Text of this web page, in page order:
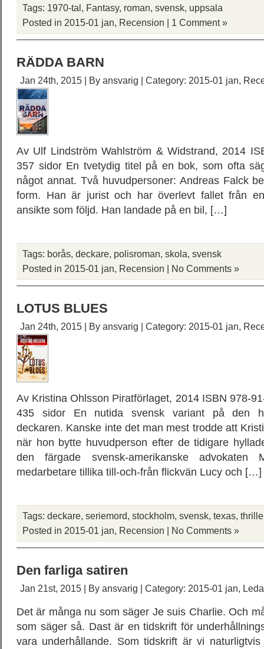
Tags: 1970-tal , Fantasy, roman, svensk, uppsala
Posted in 2015-01 jan, Recension 1 Comment »
RÄDDA BARN
Jan 24th, 2015 | By ansvarig | Category: 2015-01 jan,
Av Ulf Lindström Wahlström & Widstrand, 2014
357 sidor En tvetydig titel på en bok, som ofta
något annat. Två huvudpersoner: Andreas Falck
form. Han är jurist och har överlevt fallet från
ansikte som följd. Han landade på en bil, […]
Tags: borås, deckare, polisroman, skola, svensk
Posted in 2015-01 jan, Recension | No Comments »
LOTUS BLUES
Jan 24th, 2015 | By ansvarig | Category: 2015-01 jan,
Av Kristina Ohlsson Piratförlaget, 2014 ISBN 978-
435 sidor En nutida svensk variant på den
deckaren. Kanske inte det man mest trodde att
när hon bytte huvudperson efter de tidigare
den färgade svensk-amerikanske advokaten
medarbetare tillika till-och-från flickvän Lucy och […]
Tags: deckare seriemord stockholm svensk texas
Posted in 2015-01 jan Recension | No Comments »
Den farliga satiren
Jan 21st, 2015 | By ansvarig | Category: 2015-01 jan
Det är många nu som säger Je suis Charlie. Och
som säger så. Dast är en tidskrift för
vara underhållande. Som tidskrift är vi